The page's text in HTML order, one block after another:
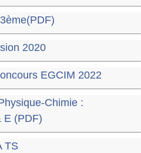
2020
EGCIM 2022
Chimie :
E (PDF)
TS